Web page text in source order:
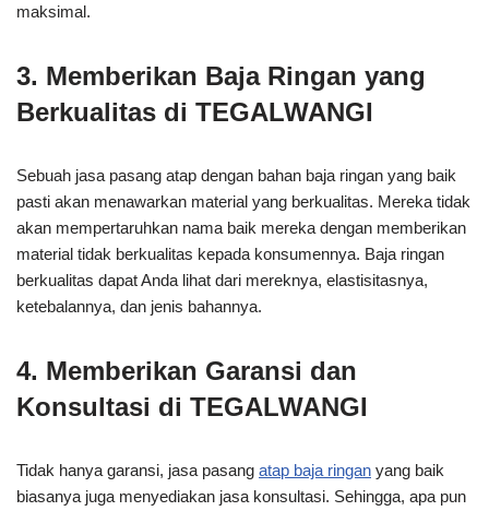
maksimal.
3. Memberikan Baja Ringan yang
Berkualitas di TEGALWANGI
Sebuah jasa pasang atap dengan bahan baja ringan yang baik
pasti akan menawarkan material yang berkualitas. Mereka tidak
akan mempertaruhkan nama baik mereka dengan memberikan
material tidak berkualitas kepada konsumennya. Baja ringan
berkualitas dapat Anda lihat dari mereknya, elastisitasnya,
ketebalannya, dan jenis bahannya.
4. Memberikan Garansi dan
Konsultasi di TEGALWANGI
Tidak hanya garansi, jasa pasang atap baja ringan yang baik
biasanya juga menyediakan jasa konsultasi. Sehingga, apa pun